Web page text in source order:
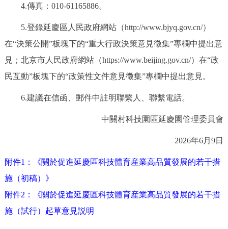
走進北京
北京概況 十六區概覽 人文北京
綠色北京 圖説北京 視頻北京
한국어
РУССКИЙ ЯЗЫК
ESPAÑOL
4.傳真：010-61165886。
5.登錄延慶區人民政府網站（http://www.bjyq.gov.cn/）
在“決策公開”板塊下的“重大行政決策意見徵集”專欄中提出意
見；北京市人民政府網站（https://www.beijing.gov.cn/）在“政
民互動”板塊下的“政策性文件意見徵集”專欄中提出意見。
6.建議在信函、郵件中註明聯繫人、聯繫電話。
中關村科技園區延慶園管理委員會
2026年6月9日
附件1：《關於促進延慶區科技體育産業高品質發展的若干措
施（初稿）》
附件2：《關於促進延慶區科技體育産業高品質發展的若干措
施（試行）起草意見説明